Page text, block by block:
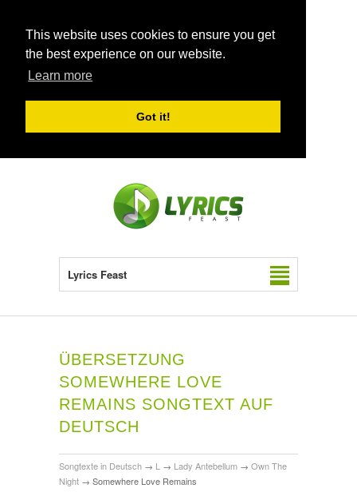
This website uses cookies to ensure you get
the best experience on our website.
Learn more
Got it!
Lyrics Feast
ÜBERSETZUNG
SOMEWHERE LOVE
REMAINS SONGTEXT AUF
DEUTSCH
Songtexte in Deutsch → L → Lady Antebellum → Own The
Night → Somewhere Love Remains